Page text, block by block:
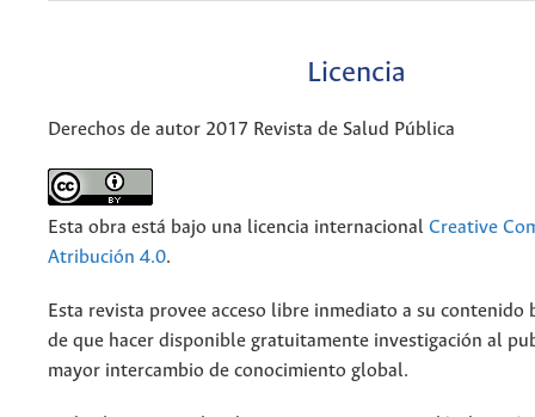
Licencia
Derechos de autor 2017 Revista de Salud Pública
Esta obra está bajo una licencia internacional Creative
Atribución 4.0.
Esta revista provee acceso libre inmediato a su contenido
de que hacer disponible gratuitamente investigación al
mayor intercambio de conocimiento global.